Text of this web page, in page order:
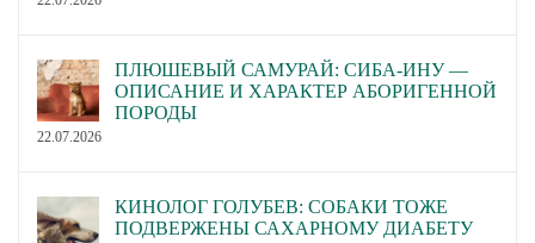
ПЛЮШЕВЫЙ САМУРАЙ: СИБА-ИНУ —
ОПИСАНИЕ И ХАРАКТЕР АБОРИГЕННОЙ
ПОРОДЫ
22.07.2026
КИНОЛОГ ГОЛУБЕВ: СОБАКИ ТОЖЕ
ПОДВЕРЖЕНЫ САХАРНОМУ ДИАБЕТУ